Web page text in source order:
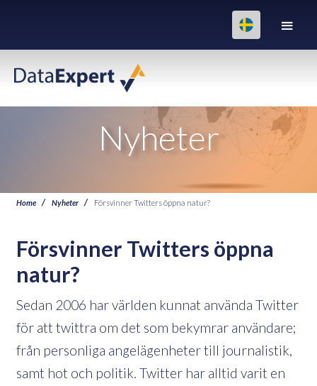
Nyheter
Home Nyheter Försvinner Twitters öppna natur?
Försvinner Twitters öppna
natur?
Sedan 2006 har världen kunnat använda Twitter
för att twittra om det som bekymrar användare;
från personliga angelägenheter till journalistik,
samt hot och politik. Twitter har alltid varit en